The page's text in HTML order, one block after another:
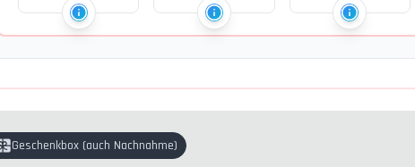
Geschenkbox (auch Nachnahme)